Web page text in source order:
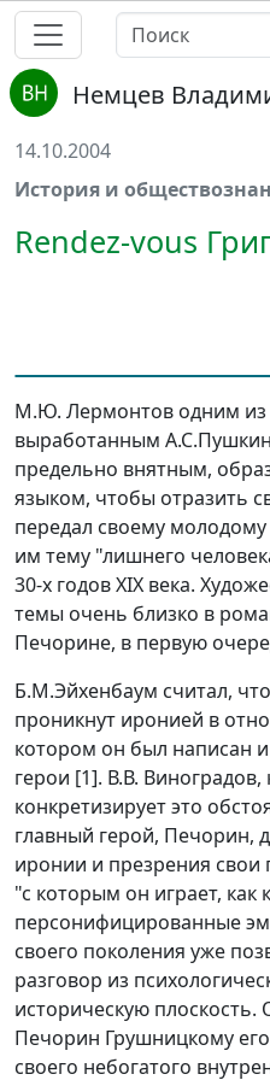
Немцев
14.10.2004
История и
Rendez-vous
М.Ю. Лермонтов одним из
выработанным
предельно внятным,
языком, чтобы отразить
передал своему
им тему "лишнего
30-х годов XIX века.
темы очень близко в
Печорине, в первую
Б.М.Эйхенбаум считал,
проникнут иронией в
котором он был написан
герои [1]. В.В. Виноградов,
конкретизирует это
главный герой, Печорин,
иронии и презрения свои
"с которым он играет,
персонифицированные
своего поколения уже
разговор из
историческую
Печорин Грушницкому
своего небогатого